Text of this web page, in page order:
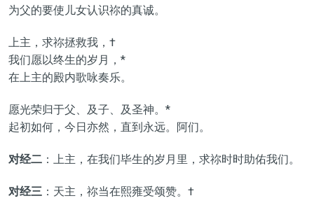
为父的要使儿女认识祢的真诚。
上主，求祢拯救我，†
我们愿以终生的岁月，*
在上主的殿内歌咏奏乐。
愿光荣归于父、及子、及圣神。*
起初如何，今日亦然，直到永远。阿们。
对经二：上主，在我们毕生的岁月里，求祢时时助佑我们。
对经三 ：天主，祢当在熙雍受颂赞。†